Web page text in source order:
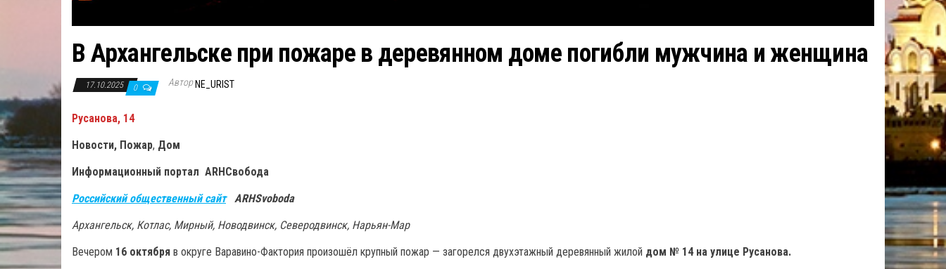
В Архангельске при пожаре в деревянном доме погибли мужчина и женщина
17.10.2025 0 Автор NE_URIST
Русанова, 14
Новости, Пожар, Дом
Информационный портал ARHСвобода
Российский общественный сайтARHSvoboda
Архангельск, Котлас, Мирный, Новодвинск, Северодвинск, Нарьян-Мар
Вечером 16 октября в округе Варавино-Фактория произошёл крупный пожар — загорелся двухэтажный деревянный жилой дом № 14 на улице Русанова.